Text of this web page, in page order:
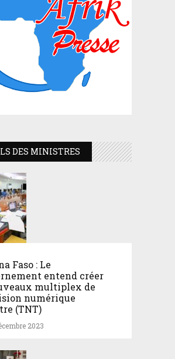
DES MINISTRES
Faso : Le
entend créer
multiplex de
numérique
(TNT)
2023